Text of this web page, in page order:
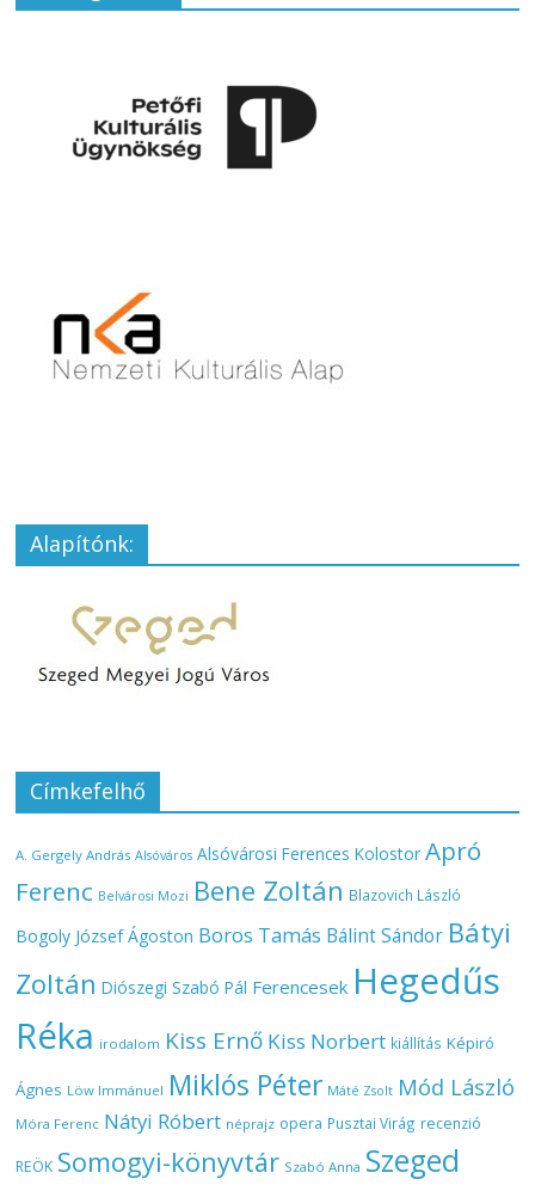
Alapítónk:
Címkefelhő
A. Gergely András Alsóváros Alsóvárosi Ferences Kolostor Apró
Ferenc Belvárosi Mozi Bene Zoltán Blazovich László
Bogoly József Ágoston Boros Tamás Bálint Sándor Bátyi
Zoltán Diószegi Szabó Pál Ferencesek Hegedűs
Réka irodalom Kiss Ernő Kiss Norbert kiállítás Képiró
Ágnes Löw Immánuel Miklós Péter Máté Zsolt Mód László
Móra Ferenc Nátyi Róbert néprajz opera Pusztai Virág recenzió
REÖK Somogyi-könyvtár Szabó Anna Szeged